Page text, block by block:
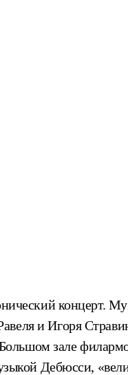
концерт.
и Игоря
Большом зале
Дебюсси,